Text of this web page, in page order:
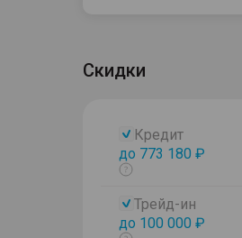
Скидки
Кредит
до 773 180 ₽
Показать
Трейд-ин
до 100 000 ₽